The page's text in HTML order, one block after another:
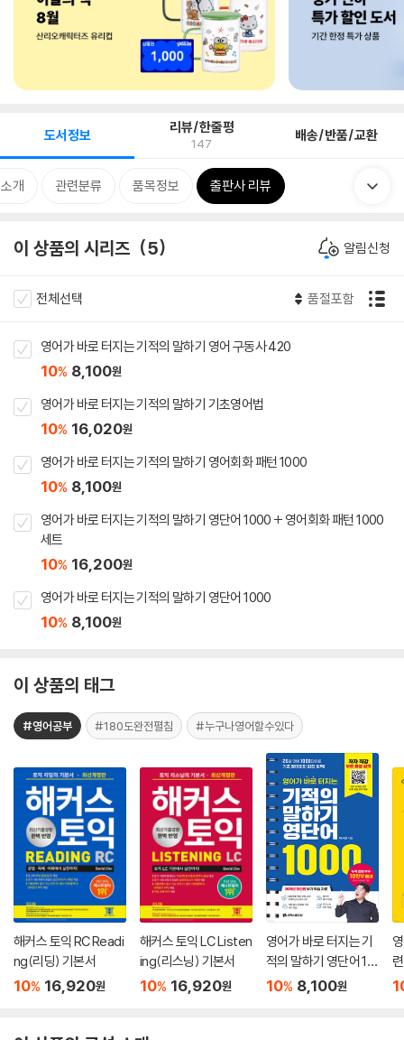
도서정보 리뷰/한줄평
147 배송/반품/교환
개 관련분류 품목정보 출판사 리뷰
이 상품의 시리즈 5 알림신청
전체선택 품절포함
영어가 바로 터지는 기적의 말하기 영어 구동사 420
10% 8,100원
영어가 바로 터지는 기적의 말하기 기초영어법
10% 16,020원
영어가 바로 터지는 기적의 말하기 영어회화 패턴 1000
10% 8,100원
영어가 바로 터지는 기적의 말하기 영단어 1000 + 영어회화 패턴 1000
세트
10% 16,200원
영어가 바로 터지는 기적의 말하기 영단어 1000
10% 8,100원
이 상품의 태그
#영어공부 #180도완전펼침 #누구나영어할수있다
해커스 토익 RC Readi
ng(리딩) 기본서
10% 16,920원
해커스 토익 LC Listen
ing(리스닝) 기본서
10% 16,920원
영어가 바로 터지는 기
적의 말하기 영단어 10
00
10% 8,100원